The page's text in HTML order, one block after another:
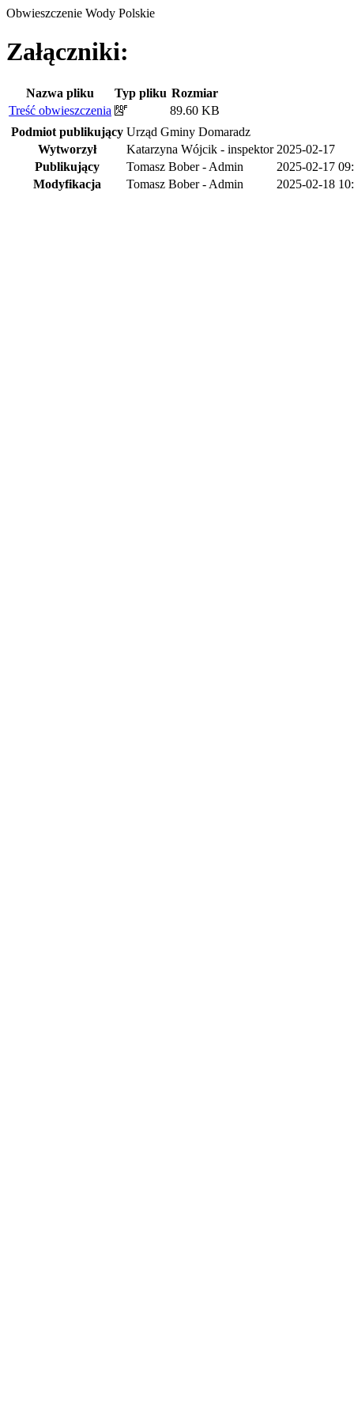
Obwieszczenie Wody Polskie
Załączniki:
Nazwa pliku Typ pliku Rozmiar
Treść obwieszczenia
89.60 KB
Podmiot publikujący Urząd Gminy Domaradz
Wytworzył
Katarzyna Wójcik - inspektor 2025-02-17
Publikujący
Tomasz Bober - Admin
2025-02-17
Modyfikacja
Tomasz Bober - Admin 2025-02-18